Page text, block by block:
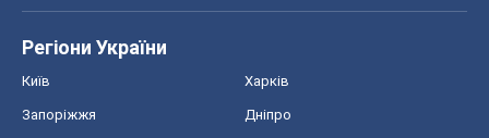
Регіони України
Київ Харків
Запоріжжя Дніпро